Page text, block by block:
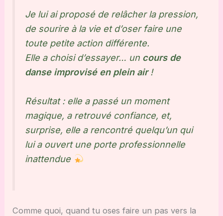
Je lui ai proposé de relâcher la pression,
de sourire à la vie et d’oser faire une
toute petite action différente.
Elle a choisi d’essayer… un cours de
danse improvisé en plein air!
Résultat : elle a passé un moment
magique, a retrouvé confiance, et,
surprise, elle a rencontré quelqu’un qui
lui a ouvert une porte professionnelle
inattendue
Comme quoi, quand tu oses faire un pas vers la